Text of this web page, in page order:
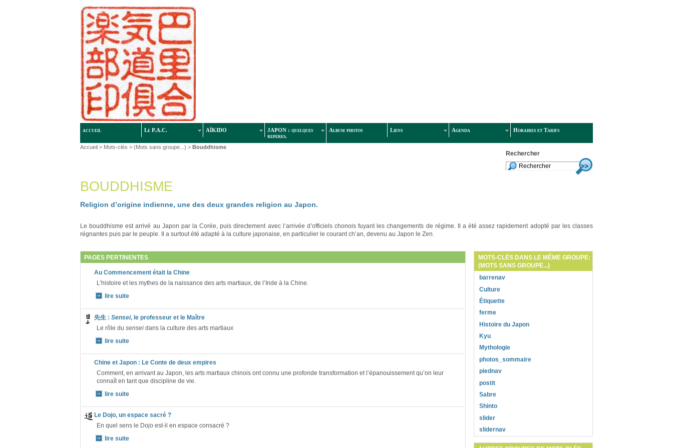
accueil Le P.A.C. AÏKIDO
JAPON : quelques
repères.
Album photos Liens Agenda Horaires et Tarifs
Rechercher
Accueil > Mots-clés > (Mots sans groupe...) > Bouddhisme
BOUDDHISME
Religion d’origine indienne, une des deux grandes religion au Japon.
Le bouddhisme est arrivé au Japon par la Corée, puis directement avec l’arrivée d’officiels chonois fuyant les changements de régime. Il a été assez rapidement adopté par les classes
régnantes puis par le peuple. Il a surtout été adapté à la culture japonaise, en particulier le courant ch’an, devenu au Japon le Zen.
MOTS-CLÉS DANS LE MÊME GROUPE:
(MOTS SANS GROUPE...)
barrenav
Culture
Étiquette
ferme
Histoire du Japon
Kyu
Mythologie
photos_sommaire
piednav
postit
Sabre
Shinto
slider
slidernav
PAGES PERTINENTES
Au Commencement était la Chine
L’histoire et les mythes de la naissance des arts martiaux, de l’Inde à la Chine.
lire suite
先生 :Sensei, le professeur et le Maître
Le rôle dusensei dans la culture des arts martiaux
lire suite
Chine et Japon : Le Conte de deux empires
Comment, en arrivant au Japon, les arts martiaux chinois ont connu une profonde transformation et l’épanouissement qu’on leur
connaît en tant que discipline de vie.
lire suite
Le Dojo, un espace sacré ?
En quel sens le Dojo est-il en espace consacré ?
lire suite